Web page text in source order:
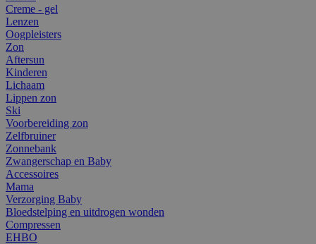
Creme - gel
Lenzen
Oogpleisters
Zon
Aftersun
Kinderen
Lichaam
Lippen zon
Ski
Voorbereiding zon
Zelfbruiner
Zonnebank
Zwangerschap en Baby
Accessoires
Mama
Verzorging Baby
Bloedstelping en uitdrogen wonden
Compressen
EHBO